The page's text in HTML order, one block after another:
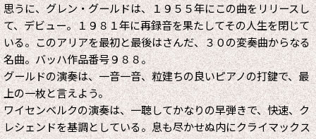
思うに、グレン・グールドは、１９５５年にこの曲をリリースし
て、デビュー。１９８１年に再録音を果たしてその人生を閉じて
いる。このアリアを最初と最後はさんだ、３０の変奏曲からなる
名曲。バッハ作品番号９８８。
グールドの演奏は、一音一音、粒建ちの良いピアノの打鍵で、最
上の一枚と言えよう。
ワイセンベルクの演奏は、一聴してかなりの早弾きで、快速、ク
レシェンドを基調としている。息も尽かせぬ内にクライマックス